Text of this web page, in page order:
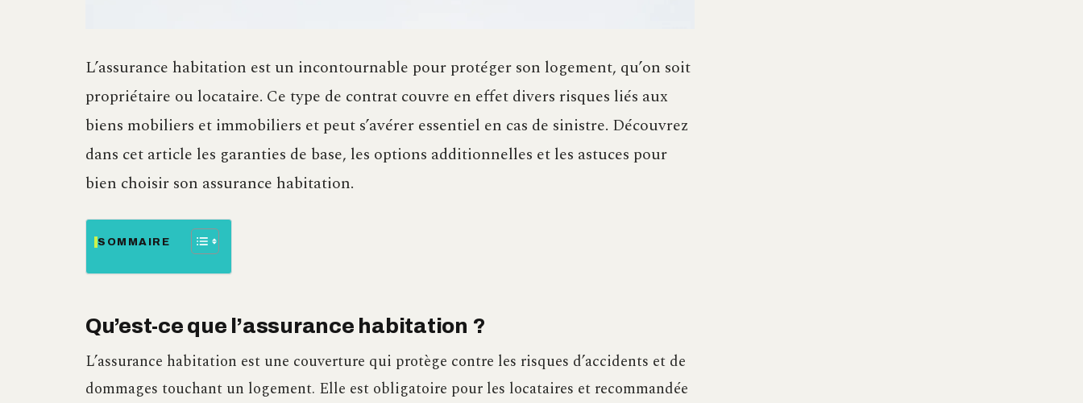
L’assurance habitation est un incontournable pour protéger son logement, qu’on soit
propriétaire ou locataire. Ce type de contrat couvre en effet divers risques liés aux
biens mobiliers et immobiliers et peut s’avérer essentiel en cas de sinistre. Découvrez
dans cet article les garanties de base, les options additionnelles et les astuces pour
bien choisir son assurance habitation.
SOMMAIRE
Qu’est-ce que l’assurance habitation ?
L’assurance habitation est une couverture qui protège contre les risques d’accidents et de
dommages touchant un logement. Elle est obligatoire pour les locataires et recommandée